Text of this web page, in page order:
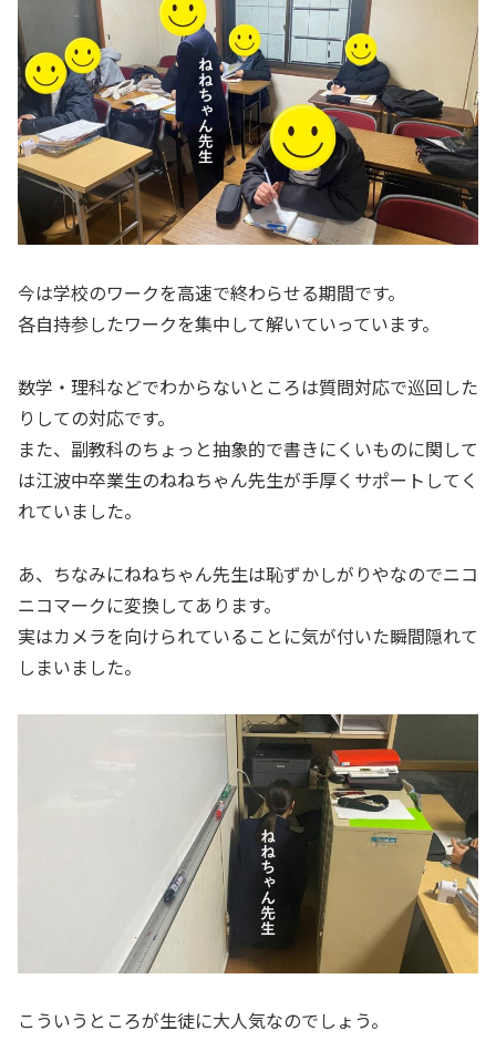
今は学校のワークを高速で終わらせる期間です。
各自持参したワークを集中して解いていっています。
数学・理科などでわからないところは質問対応で巡回した
りしての対応です。
また、副教科のちょっと抽象的で書きにくいものに関して
は江波中卒業生のねねちゃん先生が手厚くサポートしてく
れていました。
あ、ちなみにねねちゃん先生は恥ずかしがりやなのでニコ
ニコマークに変換してあります。
実はカメラを向けられていることに気が付いた瞬間隠れて
しまいました。
こういうところが生徒に大人気なのでしょう。